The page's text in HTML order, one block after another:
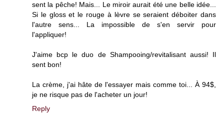
sent la pêche! Mais... Le miroir aurait été une belle idée...
Si le gloss et le rouge à lèvre se seraient déboiter dans
l'autre sens... La impossible de s'en servir pour
l'appliquer!
J'aime bcp le duo de Shampooing/revitalisant aussi! Il
sent bon!
La crème, j'ai hâte de l'essayer mais comme toi... À 94$,
je ne risque pas de l'acheter un jour!
Reply